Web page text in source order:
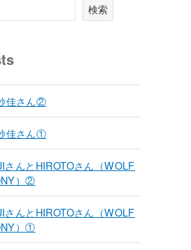
検索
佳さん②
佳さん①
んとHIROTOさん（WOLF
）②
んとHIROTOさん（WOLF
）①